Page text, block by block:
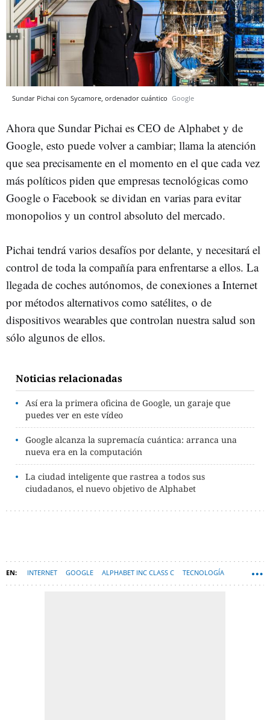
Sundar Pichai con Sycamore, ordenador cuántico Google
Ahora que Sundar Pichai es CEO de Alphabet y de
Google, esto puede volver a cambiar; llama la atención
que sea precisamente en el momento en el que cada vez
más políticos piden que empresas tecnológicas como
Google o Facebook se dividan en varias para evitar
monopolios y un control absoluto del mercado.
Pichai tendrá varios desafíos por delante, y necesitará el
control de toda la compañía para enfrentarse a ellos. La
llegada de coches autónomos, de conexiones a Internet
por métodos alternativos como satélites, o de
dispositivos wearables que controlan nuestra salud son
sólo algunos de ellos.
Noticias relacionadas
Así era la primera oficina de Google, un garaje que
puedes ver en este vídeo
Google alcanza la supremacía cuántica: arranca una
nueva era en la computación
La ciudad inteligente que rastrea a todos sus
ciudadanos, el nuevo objetivo de Alphabet
INTERNET GOOGLE ALPHABET INC CLASS C TECNOLOGÍA